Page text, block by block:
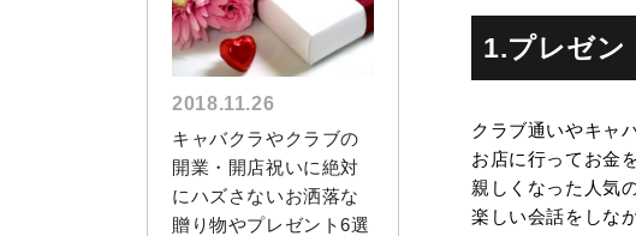
1.プレゼン
クラブ通いやキャ
お店に行ってお金
親しくなった人気
楽しい会話をしな
2018.11.26
キャバクラやクラブの
開業・開店祝いに絶対
にハズさないお洒落な
贈り物やプレゼント6選